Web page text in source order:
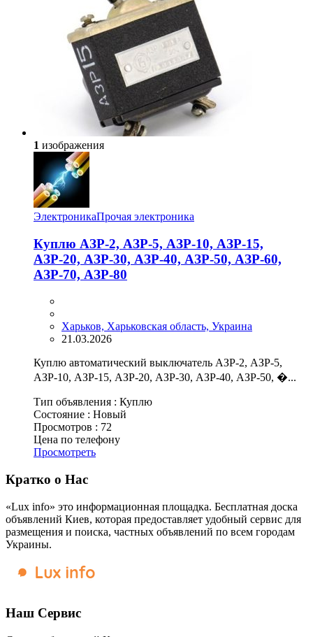
1 изображения
ЭлектроникаПрочая электроника
Куплю АЗР-2, АЗР-5, АЗР-10, АЗР-15,
АЗР-20, АЗР-30, АЗР-40, АЗР-50, АЗР-60,
АЗР-70, АЗР-80
Харьков, Харьковская область, Украина
21.03.2026
Куплю автоматический выключатель АЗР-2, АЗР-5,
АЗР-10, АЗР-15, АЗР-20, АЗР-30, АЗР-40, АЗР-50, �...
Тип объявления : Куплю
Состояние : Новый
Просмотров : 72
Цена по телефону
Просмотреть
Кратко о Нас
«Lux info» это информационная площадка. Бесплатная доска
объявлений Киев, которая предоставляет удобный сервис для
размещения и поиска, частных объявлений по всем городам
Украины.
Наш Сервис